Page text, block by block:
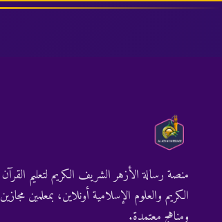
منصة رسالة الأزهر الشريف الكريم لتعليم القرآن
الكريم والعلوم الإسلامية أونلاين، بمعلمين مجازين
ومناهج معتمدة.